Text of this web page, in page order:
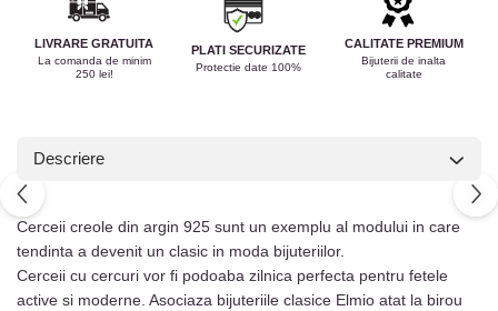
LIVRARE GRATUITA
La comanda de minim
250 lei!
PLATI SECURIZATE
Protectie date 100%
CALITATE PREMIUM
Bijuterii de inalta
calitate
Descriere
Cerceii creole din argin 925 sunt un exemplu al modului in care
tendinta a devenit un clasic in moda bijuteriilor.
Cerceii cu cercuri vor fi podoaba zilnica perfecta pentru fetele
active si moderne. Asociaza bijuteriile clasice Elmio atat la birou